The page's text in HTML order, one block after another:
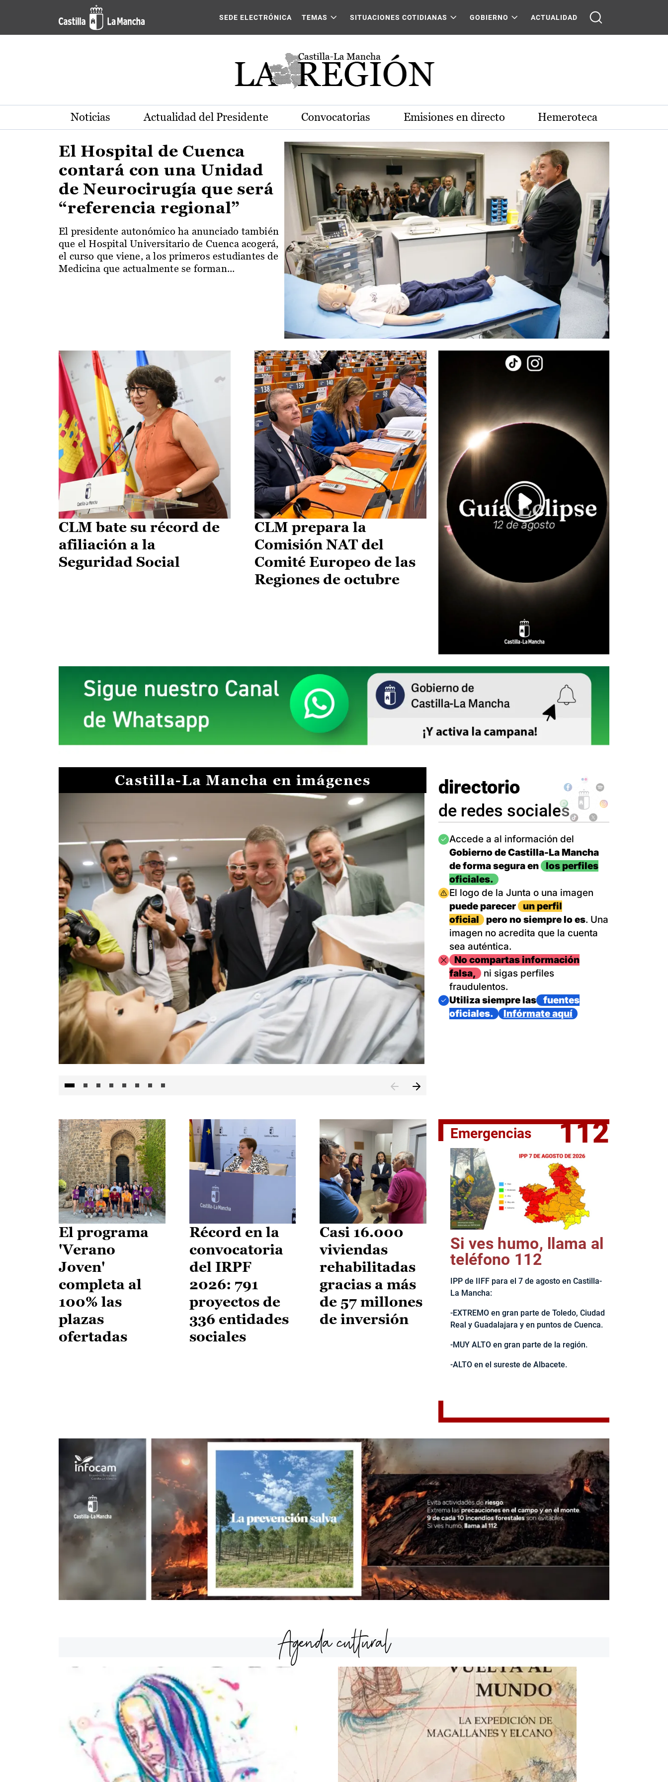
Pasar al contenido principal
Actualidad de la región de Castilla-La Mancha
SEDE ELECTRÓNICA TEMAS SITUACIONES COTIDIANAS GOBIERNO ACTUALIDAD
Noticias Actualidad del Presidente Convocatorias Emisiones en directo Hemeroteca
El Hospital de Cuenca
contará con una Unidad
de Neurocirugía que será
“referencia regional”
El presidente autonómico ha anunciado también
que el Hospital Universitario de Cuenca acogerá,
el curso que viene, a los primeros estudiantes de
Medicina que actualmente se forman...
CLM bate su récord de
afiliación a la
Seguridad Social
CLM prepara la
Comisión NAT del
Comité Europeo de las
Regiones de octubre
Castilla-La Mancha en imágenes
El jefe del Ejecutivo castellanomanchego, Emiliano García-
directorio
de redes sociales
Imagen
Accede a al información del
Gobierno de Castilla-La Mancha
de forma segura en
los perfiles
oficiales.
Imagen
El logo de la Junta o una imagen
puede parecer
un perfil
oficial
pero no siempre lo es. Una
imagen no acredita que la cuenta
sea auténtica.
ImagenNo compartas información
falsa,
ni sigas perfiles
fraudulentos.
Imagen
Utiliza siempre las
fuentes
oficiales.
Infórmate aquí
El programa
'Verano
Joven'
completa al
100% las
plazas
ofertadas
Récord en la
convocatoria
del IRPF
2026: 791
proyectos de
336 entidades
sociales
Casi 16.000
viviendas
rehabilitadas
gracias a más
de 57 millones
de inversión
Emergencias 112
Si ves humo, llama al
teléfono 112
IPP de IIFF para el 7 de agosto en Castilla-
La Mancha:
-EXTREMO en gran parte de Toledo, Ciudad
Real y Guadalajara y en puntos de Cuenca.
-MUY ALTO en gran parte de la región.
-ALTO en el sureste de Albacete.
Agenda cultural